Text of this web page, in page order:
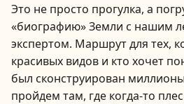
Это не просто прогулка, а
«биографию» Земли с нашим
экспертом. Маршрут для тех,
красивых видов и кто хочет
был сконструирован
пройдем там, где когда-то